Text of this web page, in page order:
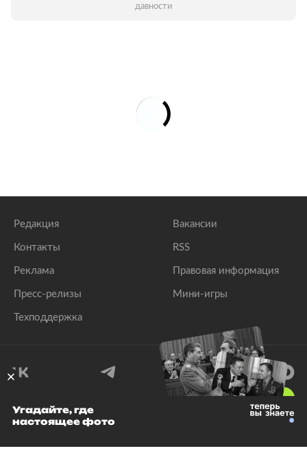
давности
Редакция
Контакты
Реклама
Пресс-релизы
Техподдержка
Вакансии
RSS
Правовая информация
Мини-игры
© 1999–2026 Все права защищены.
Угадайте, где
настоящее фото